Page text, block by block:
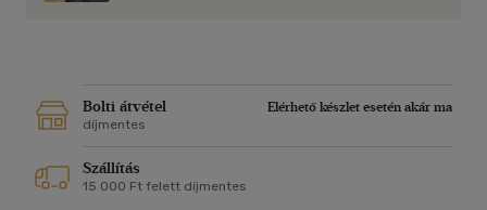
Bolti átvétel
Elérhető készlet esetén akár ma
díjmentes
Szállítás
15 000 Ft felett díjmentes